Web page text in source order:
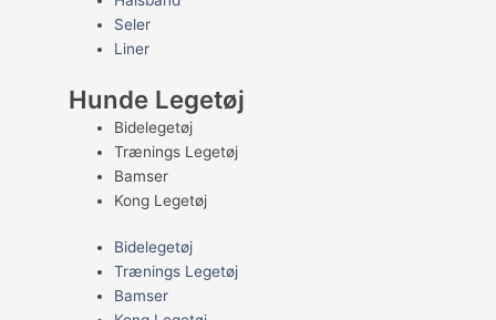
Seler
Liner
Hunde Legetøj
Bidelegetøj
Trænings Legetøj
Bamser
Kong Legetøj
Bidelegetøj
Trænings Legetøj
Bamser